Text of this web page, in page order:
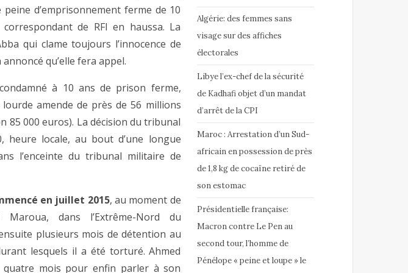
Algérie: des femmes sans
visage sur des affiches
électorales
Libye l’ex-chef de la sécurité
de Kadhafi objet d’un mandat
d’arrêt de la CPI
Maroc : Arrestation d’un Sud-
africain en possession de près
de 1,8 kg de cocaïne retiré de
son estomac
Présidentielle française:
Macron contre Le Pen au
second tour, l’homme de
Pénélope « peine et loupe » le
d’emprisonnement ferme de 10
de RFI en haussa. La
qui clame toujours l’innocence de
qu’elle fera appel.
à 10 ans de prison ferme,
lourde amende de près de 56 millions
85 000 euros). La décision du tribunal
heure locale, au bout d’une longue
l’enceinte du tribunal militaire de
en juillet 2015, au moment de
dans l’Extrême-Nord du
plusieurs mois de détention au
lesquels il a été torturé. Ahmed
mois pour enfin parler à son